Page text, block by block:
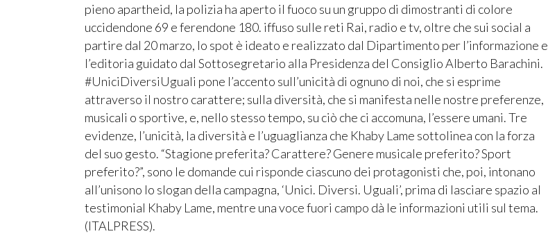
pieno apartheid, la polizia ha aperto il fuoco su un gruppo di dimostranti di colore
uccidendone 69 e ferendone 180. iffuso sulle reti Rai, radio e tv, oltre che sui social a
partire dal 20 marzo, lo spot è ideato e realizzato dal Dipartimento per l’informazione e
l’editoria guidato dal Sottosegretario alla Presidenza del Consiglio Alberto Barachini.
#UniciDiversiUguali pone l’accento sull’unicità di ognuno di noi, che si esprime
attraverso il nostro carattere; sulla diversità, che si manifesta nelle nostre preferenze,
musicali o sportive, e, nello stesso tempo, su ciò che ci accomuna, l’essere umani. Tre
evidenze, l’unicità, la diversità e l’uguaglianza che Khaby Lame sottolinea con la forza
del suo gesto. “Stagione preferita? Carattere? Genere musicale preferito? Sport
preferito?”, sono le domande cui risponde ciascuno dei protagonisti che, poi, intonano
all’unisono lo slogan della campagna, ‘Unici. Diversi. Uguali’, prima di lasciare spazio al
testimonial Khaby Lame, mentre una voce fuori campo dà le informazioni utili sul tema.
(ITALPRESS).